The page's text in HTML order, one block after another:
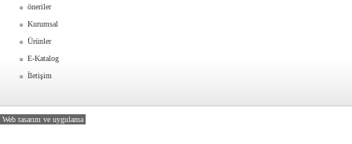
öneriler
Kurumsal
Ürünler
E-Katalog
İletişim
Web tasarım ve uygulama